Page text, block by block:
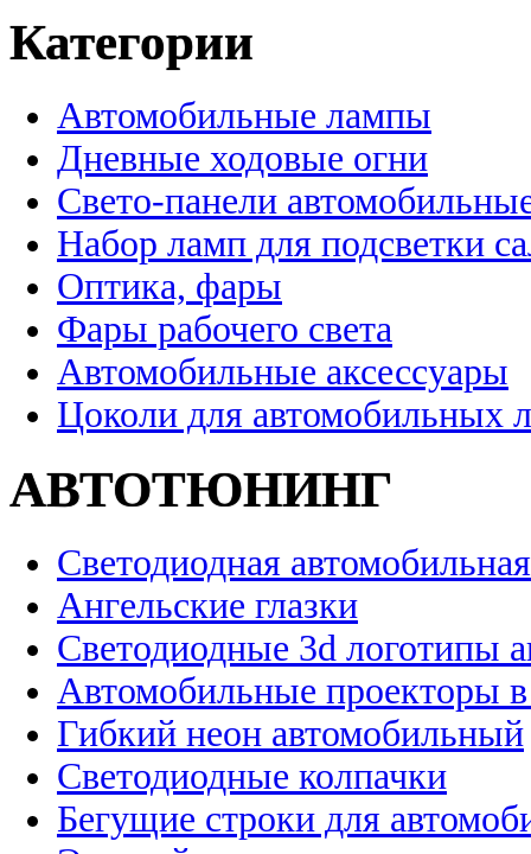
Категории
Автомобильные лампы
Дневные ходовые огни
Свето-панели
Набор ламп для подсветки
Оптика, фары
Фары рабочего света
Автомобильные аксессуары
Цоколи для автомобильных
АВТОТЮНИНГ
Светодиодная
Ангельские глазки
Светодиодные 3d логотипы
Автомобильные проекторы
Гибкий неон автомобильный
Светодиодные колпачки
Бегущие строки для